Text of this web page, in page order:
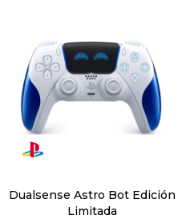
Dualsense Astro Bot Edición
Limitada